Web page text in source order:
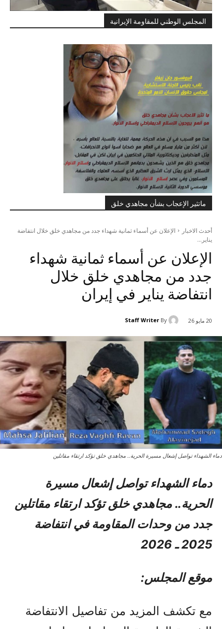
المجلس الوطني للمقاومة الإيرانية
ماتثير الإعجاب بشأن مجاهدي خلق
أحدث الاخبار
الإعلان عن أسماء ثمانية شهداء جدد من مجاهدي خلق خلال انتفاضة
يناير...
الإعلان عن أسماء ثمانية شهداء
جدد من مجاهدي خلق خلال
انتفاضة يناير في إيران
20 مايو 26 By
Staff Writer
دماء الشهداء تواصل إشعال مسيرة الحرية.. مجاهدي خلق تؤكد ارتقاء مقاتلين
دماء الشهداء تواصل إشعال مسيرة
الحرية.. مجاهدي خلق تؤكد ارتقاء مقاتلين
جدد من وحدات المقاومة في انتفاضة
2025 ـ 2026
موقع المجلس:
مع تكشف المزيد من تفاصيل الانتفاضة